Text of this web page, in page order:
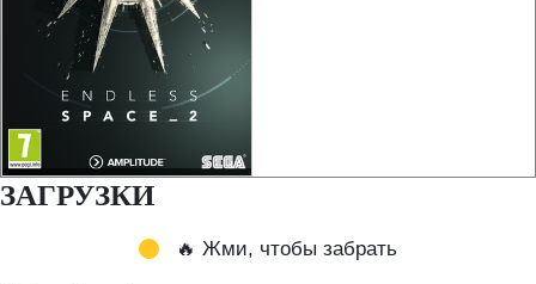
ЗАГРУЗКИ
🔥 Жми, чтобы забрать